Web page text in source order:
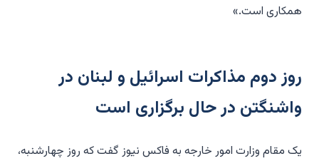
همکاری است.»
روز دوم مذاکرات اسرائیل و لبنان در
واشنگتن در حال برگزاری است
یک مقام وزارت امور خارجه به فاکس نیوز گفت که روز چهارشنبه،